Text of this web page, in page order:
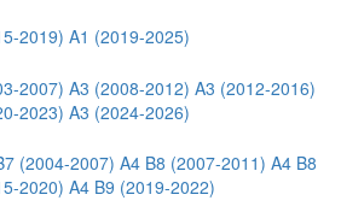
2019) A1 (2019-2025)
2007) A3 (2008-2012) A3 (2012-2016)
2023) A3 (2024-2026)
(2004-2007) A4 B8 (2007-2011) A4 B8
2020) A4 B9 (2019-2022)